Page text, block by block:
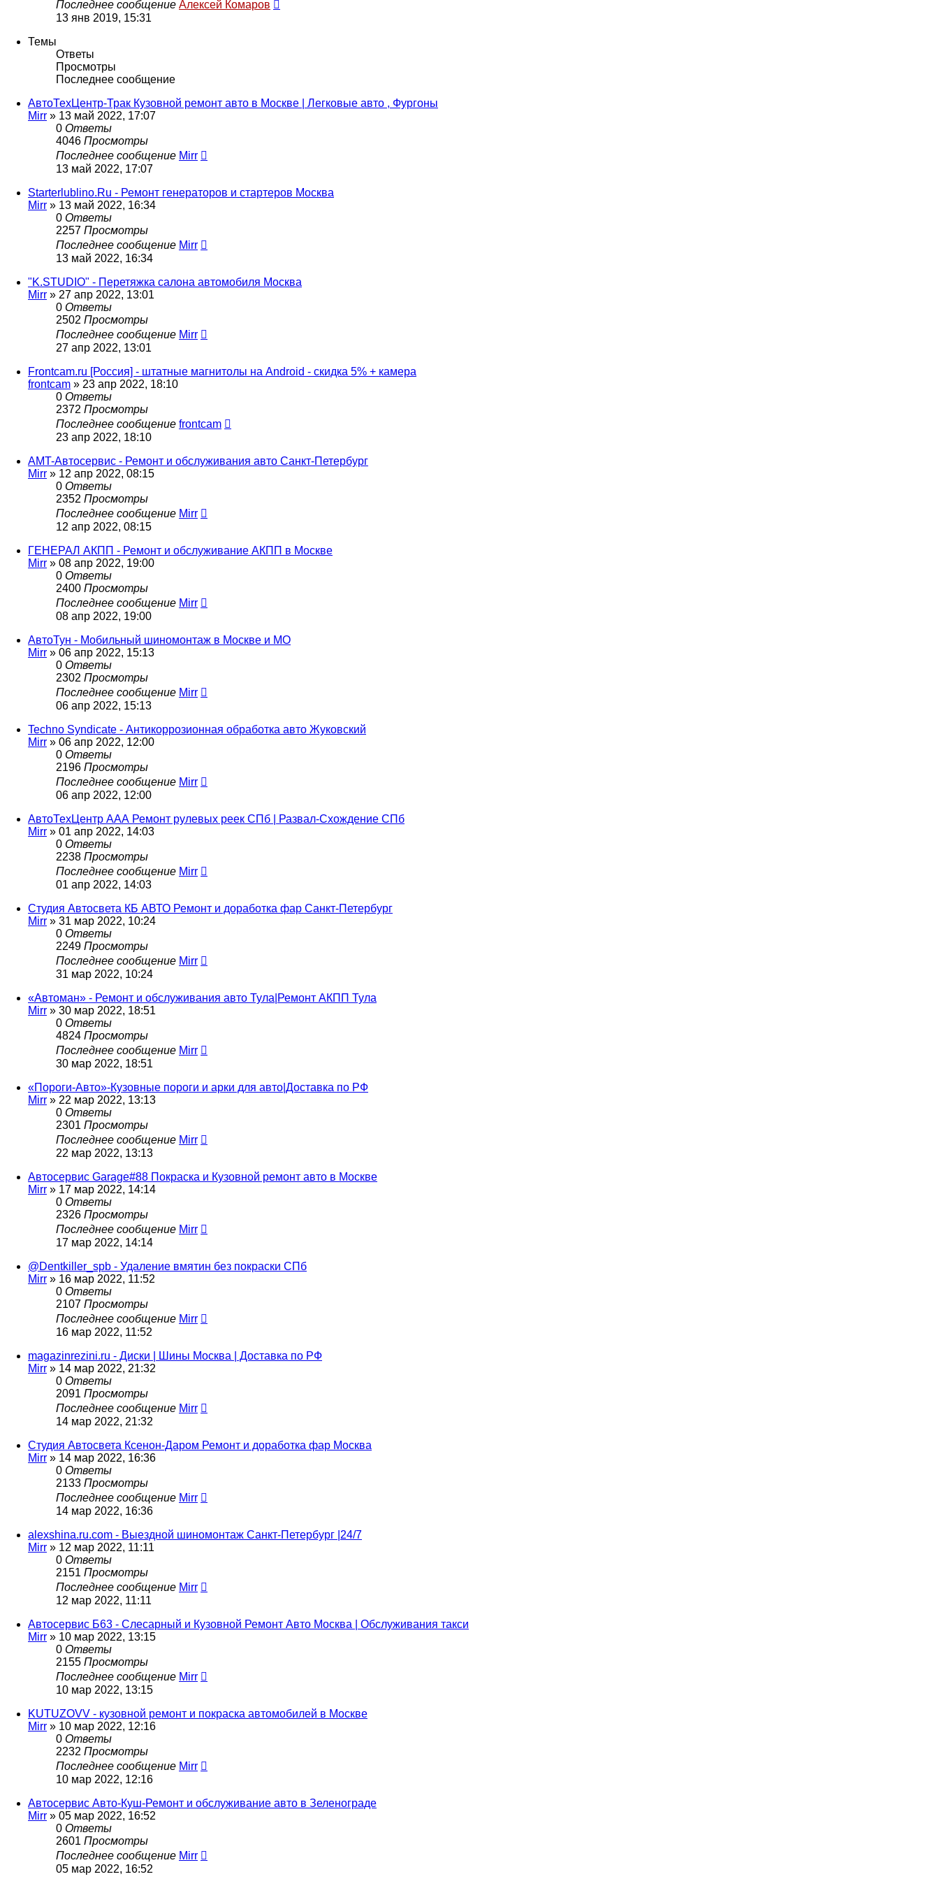
Последнее сообщение Алексей Комаров
13 янв 2019, 15:31
Темы
Ответы
Просмотры
Последнее сообщение
АвтоТехЦентр-Трак Кузовной ремонт авто в Москве | Легковые авто , Фургоны
Mirr » 13 май 2022, 17:07
0 Ответы
4046 Просмотры
Последнее сообщение Mirr
13 май 2022, 17:07
Starterlublino.Ru - Ремонт генераторов и стартеров Москва
Mirr » 13 май 2022, 16:34
0 Ответы
2257 Просмотры
Последнее сообщение Mirr
13 май 2022, 16:34
"K.STUDIO" - Перетяжка салона автомобиля Москва
Mirr » 27 апр 2022, 13:01
0 Ответы
2502 Просмотры
Последнее сообщение Mirr
27 апр 2022, 13:01
Frontcam.ru [Россия] - штатные магнитолы на Android - скидка 5% + камера
frontcam » 23 апр 2022, 18:10
0 Ответы
2372 Просмотры
Последнее сообщение frontcam
23 апр 2022, 18:10
AMT-Автосервис - Ремонт и обслуживания авто Санкт-Петербург
Mirr » 12 апр 2022, 08:15
0 Ответы
2352 Просмотры
Последнее сообщение Mirr
12 апр 2022, 08:15
ГЕНЕРАЛ АКПП - Ремонт и обслуживание АКПП в Москве
Mirr » 08 апр 2022, 19:00
0 Ответы
2400 Просмотры
Последнее сообщение Mirr
08 апр 2022, 19:00
АвтоТун - Мобильный шиномонтаж в Москве и МО
Mirr » 06 апр 2022, 15:13
0 Ответы
2302 Просмотры
Последнее сообщение Mirr
06 апр 2022, 15:13
Techno Syndicate - Антикоррозионная обработка авто Жуковский
Mirr » 06 апр 2022, 12:00
0 Ответы
2196 Просмотры
Последнее сообщение Mirr
06 апр 2022, 12:00
АвтоТехЦентр ААА Ремонт рулевых реек СПб | Развал-Схождение СПб
Mirr » 01 апр 2022, 14:03
0 Ответы
2238 Просмотры
Последнее сообщение Mirr
01 апр 2022, 14:03
Студия Автосвета КБ АВТО Ремонт и доработка фар Санкт-Петербург
Mirr » 31 мар 2022, 10:24
0 Ответы
2249 Просмотры
Последнее сообщение Mirr
31 мар 2022, 10:24
«Автоман» - Ремонт и обслуживания авто Тула|Ремонт АКПП Тула
Mirr » 30 мар 2022, 18:51
0 Ответы
4824 Просмотры
Последнее сообщение Mirr
30 мар 2022, 18:51
«Пороги-Авто»-Кузовные пороги и арки для авто|Доставка по РФ
Mirr » 22 мар 2022, 13:13
0 Ответы
2301 Просмотры
Последнее сообщение Mirr
22 мар 2022, 13:13
Автосервис Garage#88 Покраска и Кузовной ремонт авто в Москве
Mirr » 17 мар 2022, 14:14
0 Ответы
2326 Просмотры
Последнее сообщение Mirr
17 мар 2022, 14:14
@Dentkiller_spb - Удаление вмятин без покраски СПб
Mirr » 16 мар 2022, 11:52
0 Ответы
2107 Просмотры
Последнее сообщение Mirr
16 мар 2022, 11:52
magazinrezini.ru - Диски | Шины Москва | Доставка по РФ
Mirr » 14 мар 2022, 21:32
0 Ответы
2091 Просмотры
Последнее сообщение Mirr
14 мар 2022, 21:32
Студия Автосвета Ксенон-Даром Ремонт и доработка фар Москва
Mirr » 14 мар 2022, 16:36
0 Ответы
2133 Просмотры
Последнее сообщение Mirr
14 мар 2022, 16:36
alexshina.ru.com - Выездной шиномонтаж Санкт-Петербург |24/7
Mirr » 12 мар 2022, 11:11
0 Ответы
2151 Просмотры
Последнее сообщение Mirr
12 мар 2022, 11:11
Автосервис Б63 - Слесарный и Кузовной Ремонт Авто Москва | Обслуживания такси
Mirr » 10 мар 2022, 13:15
0 Ответы
2155 Просмотры
Последнее сообщение Mirr
10 мар 2022, 13:15
KUTUZOVV - кузовной ремонт и покраска автомобилей в Москве
Mirr » 10 мар 2022, 12:16
0 Ответы
2232 Просмотры
Последнее сообщение Mirr
10 мар 2022, 12:16
Автосервис Авто-Куш-Ремонт и обслуживание авто в Зеленограде
Mirr » 05 мар 2022, 16:52
0 Ответы
2601 Просмотры
Последнее сообщение Mirr
05 мар 2022, 16:52